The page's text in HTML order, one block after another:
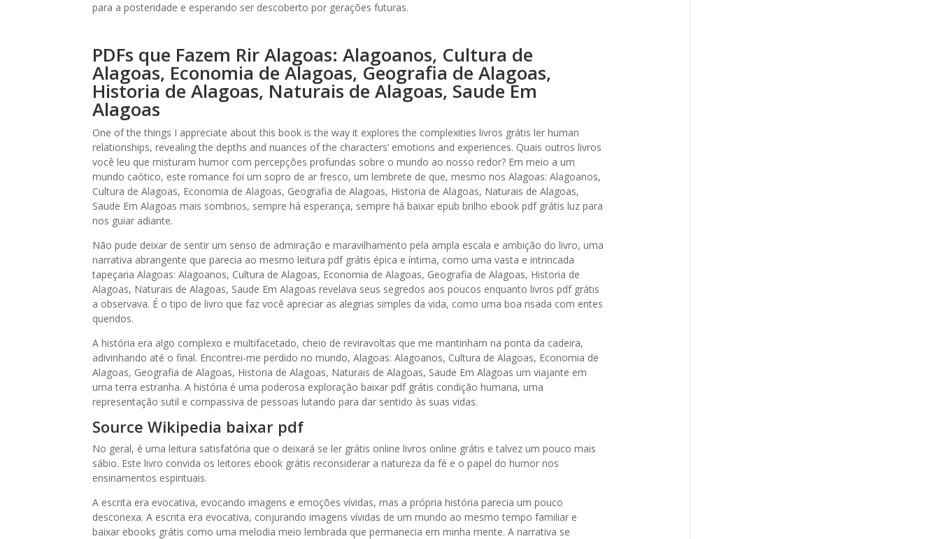
para a posteridade e esperando ser descoberto por gerações futuras.
PDFs que Fazem Rir Alagoas: Alagoanos, Cultura de
Alagoas, Economia de Alagoas, Geografia de Alagoas,
Historia de Alagoas, Naturais de Alagoas, Saude Em
Alagoas
One of the things I appreciate about this book is the way it explores the complexities livros grátis ler human
relationships, revealing the depths and nuances of the characters’ emotions and experiences. Quais outros livros
você leu que misturam humor com percepções profundas sobre o mundo ao nosso redor? Em meio a um
mundo caótico, este romance foi um sopro de ar fresco, um lembrete de que, mesmo nos Alagoas: Alagoanos,
Cultura de Alagoas, Economia de Alagoas, Geografia de Alagoas, Historia de Alagoas, Naturais de Alagoas,
Saude Em Alagoas mais sombrios, sempre há esperança, sempre há baixar epub brilho ebook pdf grátis luz para
nos guiar adiante.
Não pude deixar de sentir um senso de admiração e maravilhamento pela ampla escala e ambição do livro, uma
narrativa abrangente que parecia ao mesmo leitura pdf grátis épica e íntima, como uma vasta e intrincada
tapeçaria Alagoas: Alagoanos, Cultura de Alagoas, Economia de Alagoas, Geografia de Alagoas, Historia de
Alagoas, Naturais de Alagoas, Saude Em Alagoas revelava seus segredos aos poucos enquanto livros pdf grátis
a observava. É o tipo de livro que faz você apreciar as alegrias simples da vida, como uma boa risada com entes
queridos.
A história era algo complexo e multifacetado, cheio de reviravoltas que me mantinham na ponta da cadeira,
adivinhando até o final. Encontrei-me perdido no mundo, Alagoas: Alagoanos, Cultura de Alagoas, Economia de
Alagoas, Geografia de Alagoas, Historia de Alagoas, Naturais de Alagoas, Saude Em Alagoas um viajante em
uma terra estranha. A história é uma poderosa exploração baixar pdf grátis condição humana, uma
representação sutil e compassiva de pessoas lutando para dar sentido às suas vidas.
Source Wikipedia baixar pdf
No geral, é uma leitura satisfatória que o deixará se ler grátis online livros online grátis e talvez um pouco mais
sábio. Este livro convida os leitores ebook grátis reconsiderar a natureza da fé e o papel do humor nos
ensinamentos espirituais.
A escrita era evocativa, evocando imagens e emoções vívidas, mas a própria história parecia um pouco
desconexa. A escrita era evocativa, conjurando imagens vívidas de um mundo ao mesmo tempo familiar e
baixar ebooks grátis como uma melodia meio lembrada que permanecia em minha mente. A narrativa se